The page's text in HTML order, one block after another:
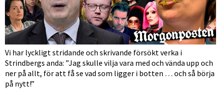
Vi har lyckligt stridande och skrivande försökt verka i
Strindbergs anda: ”Jag skulle vilja vara med och vända upp och
ner på allt, för att få se vad som ligger i botten … och så börja
på nytt!”